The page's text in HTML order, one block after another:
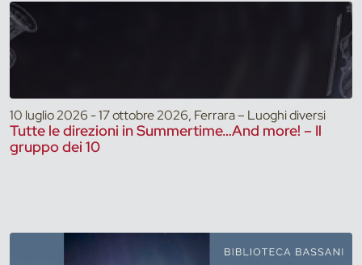
10 luglio 2026 - 17 ottobre 2026, Ferrara – Luoghi diversi
Tutte le direzioni in Summertime…And more! – Il
gruppo dei 10